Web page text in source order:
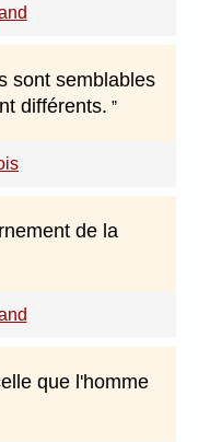
sont semblables
différents.
de la
que l'homme